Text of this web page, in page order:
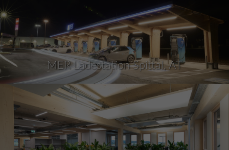
MER Ladestation Spittal, AT